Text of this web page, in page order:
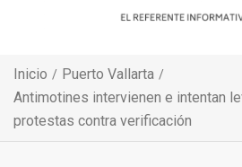
Inicio
Puerto Vallarta
Antimotines intervienen e intentan
protestas contra verificación